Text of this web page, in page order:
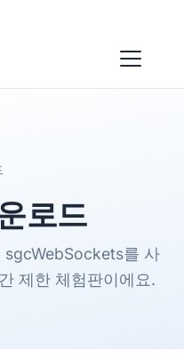
로드
를 사
제한 체험판이에요.